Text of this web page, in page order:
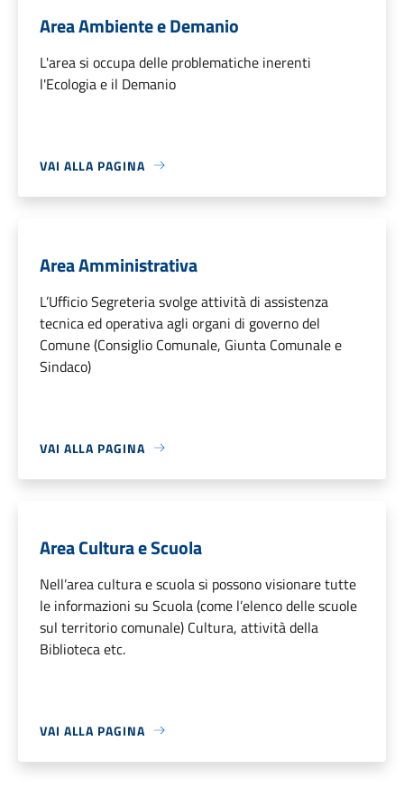
Area Ambiente e Demanio
L'area si occupa delle problematiche inerenti
l'Ecologia e il Demanio
VAI ALLA PAGINA
Area Amministrativa
L’Ufficio Segreteria svolge attività di assistenza
tecnica ed operativa agli organi di governo del
Comune (Consiglio Comunale, Giunta Comunale e
Sindaco)
VAI ALLA PAGINA
Area Cultura e Scuola
Nell’area cultura e scuola si possono visionare tutte
le informazioni su Scuola (come l’elenco delle scuole
sul territorio comunale) Cultura, attività della
Biblioteca etc.
VAI ALLA PAGINA